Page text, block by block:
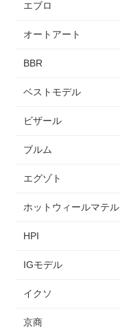
エブロ
オートアート
BBR
ベストモデル
ビザール
ブルム
エグゾト
ホットウィールマテル
HPI
IGモデル
イクソ
京商